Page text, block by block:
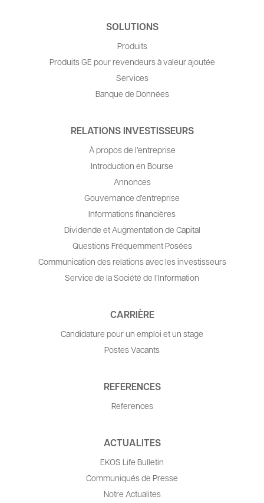
SOLUTIONS
Produits
Produits GE pour revendeurs à valeur ajoutée
Services
Banque de Données
RELATIONS INVESTISSEURS
À propos de l’entreprise
Introduction en Bourse
Annonces
Gouvernance d’entreprise
Informations financières
Dividende et Augmentation de Capital
Questions Fréquemment Posées
Communication des relations avec les investisseurs
Service de la Société de l’Information
CARRIÈRE
Candidature pour un emploi et un stage
Postes Vacants
REFERENCES
References
ACTUALITES
EKOS Life Bulletin
Communiqués de Presse
Notre Actualites